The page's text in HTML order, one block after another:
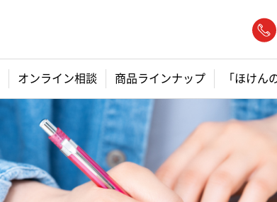
オンライン相談 商品ラインナップ 「ほけん